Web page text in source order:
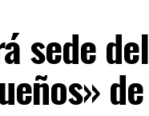
y de
se mantienen mesas
y los conciertos
específicas
durante la
sede